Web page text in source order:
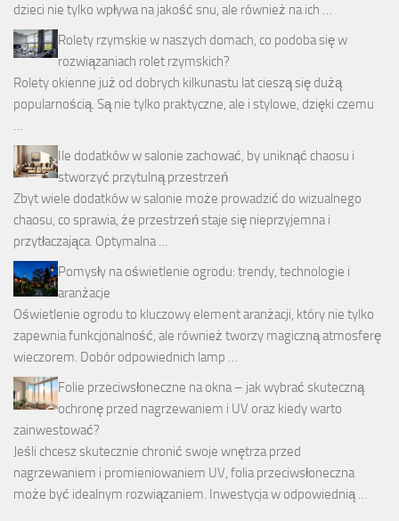
dzieci nie tylko wpływa na jakość snu, ale również na ich …
Rolety rzymskie w naszych domach, co podoba się w
rozwiązaniach rolet rzymskich?
Rolety okienne już od dobrych kilkunastu lat cieszą się dużą
popularnością. Są nie tylko praktyczne, ale i stylowe, dzięki czemu
…
Ile dodatków w salonie zachować, by uniknąć chaosu i
stworzyć przytulną przestrzeń
Zbyt wiele dodatków w salonie może prowadzić do wizualnego
chaosu, co sprawia, że przestrzeń staje się nieprzyjemna i
przytłaczająca. Optymalna …
Pomysły na oświetlenie ogrodu: trendy, technologie i
aranżacje
Oświetlenie ogrodu to kluczowy element aranżacji, który nie tylko
zapewnia funkcjonalność, ale również tworzy magiczną atmosferę
wieczorem. Dobór odpowiednich lamp …
Folie przeciwsłoneczne na okna – jak wybrać skuteczną
ochronę przed nagrzewaniem i UV oraz kiedy warto
zainwestować?
Jeśli chcesz skutecznie chronić swoje wnętrza przed
nagrzewaniem i promieniowaniem UV, folia przeciwsłoneczna
może być idealnym rozwiązaniem. Inwestycja w odpowiednią …